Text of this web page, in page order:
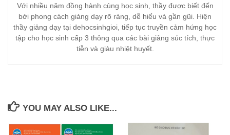
Với nhiều năm đồng hành cùng học sinh, thầy được biết đến
bởi phong cách giảng dạy rõ ràng, dễ hiểu và gần gũi. Hiện
thầy giảng dạy tại dehocsinhgioi, tiếp tục truyền cảm hứng học
tập cho học sinh cấp 3 thông qua các bài giảng súc tích, thực
tiễn và giàu nhiệt huyết.
YOU MAY ALSO LIKE...